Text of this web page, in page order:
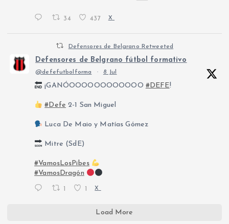
34 437 X
Defensores de Belgrano Retweeted
Defensores de Belgrano fútbol formativo
@defefutbolforma · 8 Jul
¡GANÓOOOOOOOOOOOO #DEFE!
#Defe 2-1 San Miguel
Luca De Maio y Matías Gómez
Mitre (SdE)
#VamosLosPibes
#VamosDragón
1 1 X
Load More